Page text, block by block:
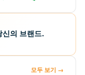
의 브랜드.
모두 보기 →